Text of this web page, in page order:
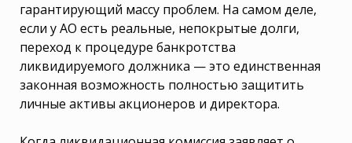
гарантирующий массу проблем. На самом деле,
если у АО есть реальные, непокрытые долги,
переход к процедуре банкротства
ликвидируемого должника — это единственная
законная возможность полностью защитить
личные активы акционеров и директора.